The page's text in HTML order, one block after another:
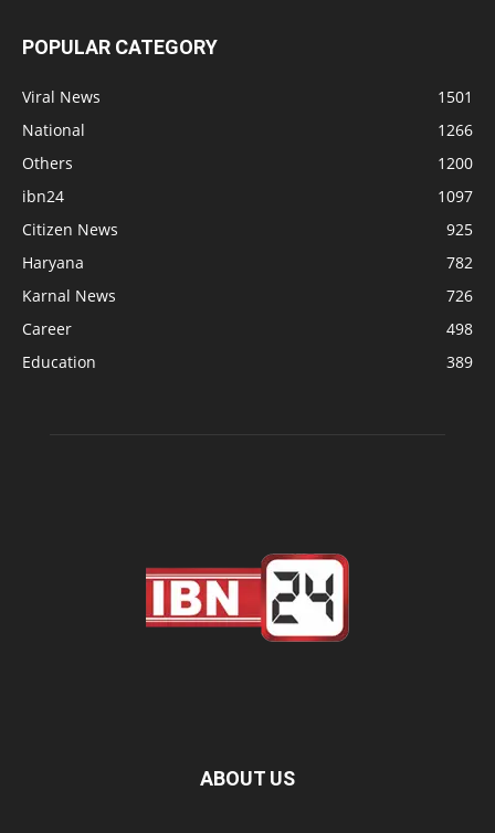
POPULAR CATEGORY
Viral News
1501
National
1266
Others
1200
ibn24
1097
Citizen News
925
Haryana
782
Karnal News
726
Career
498
Education
389
ABOUT US